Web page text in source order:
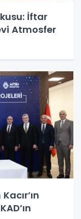
İftar
Atmosfer